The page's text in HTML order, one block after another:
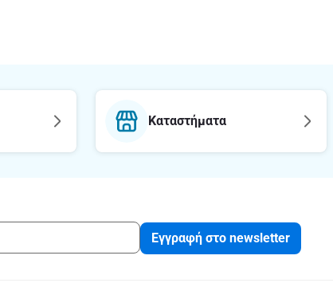
Καταστήματα
Εγγραφή στο newsletter